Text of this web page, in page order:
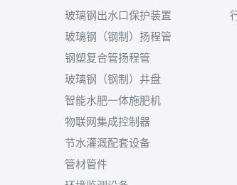
玻璃钢出水口保护装置
玻璃钢（钢制）扬程管
钢塑复合管扬程管
玻璃钢（钢制）井盘
智能水肥一体施肥机
物联网集成控制器
节水灌溉配套设备
管材管件